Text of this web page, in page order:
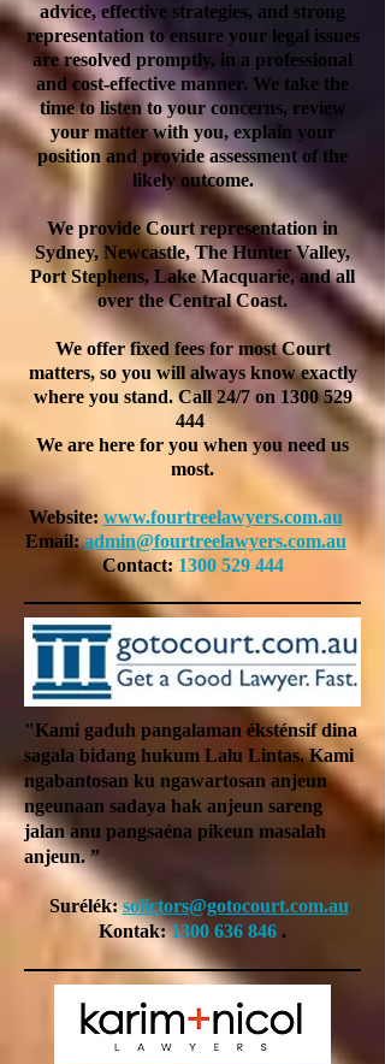
advice, effective strategies, and strong
representation to ensure your legal issues
are resolved promptly, in a professional
and cost-effective manner. We take the
time to listen to your concerns, review
your matter with you, explain your
position and provide assessment of the
likely outcome.
We provide Court representation in
Sydney, Newcastle, The Hunter Valley,
Port Stephens, Lake Macquarie, and all
over the Central Coast.
We offer fixed fees for most Court
matters, so you will always know exactly
where you stand. Call 24/7 on 1300 529
444
We are here for you when you need us
most.
Website: www.fourtreelawyers.com.au
Email:admin@fourtreelawyers.com.au
Contact: 1300 529 444
"Kami gaduh pangalaman éksténsif dina
sagala bidang hukum Lalu Lintas. Kami
ngabantosan ku ngawartosan anjeun
ngeunaan sadaya hak anjeun sareng
jalan anu pangsaéna pikeun masalah
anjeun. ”
Surélék:solictors@gotocourt.com.au
Kontak:1300 636 846 .